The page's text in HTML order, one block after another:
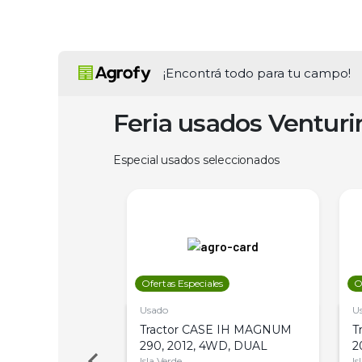
¡Encontrá todo para tu campo!
Feria usados
Especial usados seleccionados
Ofertas Especiales
Usado
Tractor CASE IH MAGNUM
290, 2012, 4WD, DUAL